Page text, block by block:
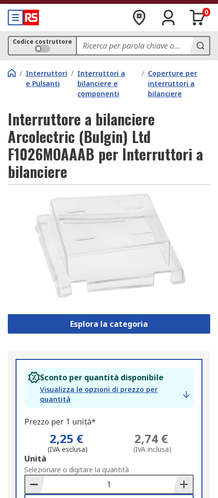
0
Codice costruttore
/ Interruttori
e Pulsanti
/ Interruttori a
bilanciere e
componenti
/ Coperture per
interruttori a
bilanciere
Interruttore a bilanciere
Arcolectric (Bulgin) Ltd
F1026MOAAAB per Interruttori a
bilanciere
Esplora la categoria
Sconto per quantità disponibile
Visualizza le opzioni di prezzo per
quantità
Prezzo per 1 unità*
2,25 €
(IVA esclusa)
2,74 €
(IVA inclusa)
Add
to
Basket
Unità
Selezionare o digitare la quantità